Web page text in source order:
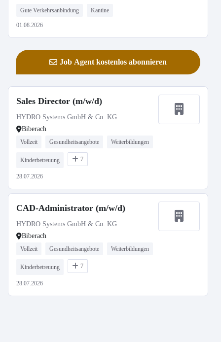
Gute Verkehrsanbindung Kantine
01.08.2026
Job Agent kostenlos abonnieren
Sales Director (m/w/d)
HYDRO Systems GmbH & Co. KG
Biberach
Vollzeit Gesundheitsangebote Weiterbildungen
Kinderbetreuung 7
28.07.2026
CAD-Administrator (m/w/d)
HYDRO Systems GmbH & Co. KG
Biberach
Vollzeit Gesundheitsangebote Weiterbildungen
Kinderbetreuung 7
28.07.2026